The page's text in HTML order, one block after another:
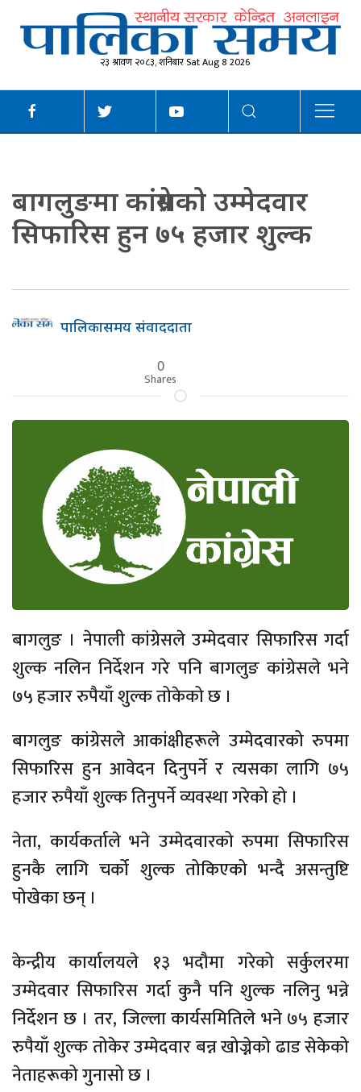
२३ श्रावण २०८३, शनिबार Sat Aug 8 2026
बागलुङमा कांग्रेसको उम्मेदवार
सिफारिस हुन ७५ हजार शुल्क
पालिकासमय संवाददाता
0
Shares
बागलुङ । नेपाली कांग्रेसले उम्मेदवार सिफारिस गर्दा
शुल्क नलिन निर्देशन गरे पनि बागलुङ कांग्रेसले भने
७५ हजार रुपैयाँ शुल्क तोकेको छ ।
बागलुङ कांग्रेसले आकांक्षीहरूले उम्मेदवारको रुपमा
सिफारिस हुन आवेदन दिनुपर्ने र त्यसका लागि ७५
हजार रुपैयाँ शुल्क तिनुपर्ने व्यवस्था गरेको हो ।
नेता, कार्यकर्ताले भने उम्मेदवारको रुपमा सिफारिस
हुनकै लागि चर्को शुल्क तोकिएको भन्दै असन्तुष्टि
पोखेका छन् ।
केन्द्रीय कार्यालयले १३ भदौमा गरेको सर्कुलरमा
उम्मेदवार सिफारिस गर्दा कुनै पनि शुल्क नलिनु भन्ने
निर्देशन छ । तर, जिल्ला कार्यसमितिले भने ७५ हजार
रुपैयाँ शुल्क तोकेर उम्मेदवार बन्न खोज्नेको ढाड सेकेको
नेताहरूको गुनासो छ ।